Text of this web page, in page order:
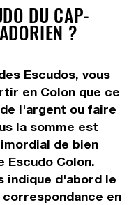
DU CAP-
?
Escudos, vous
en Colon que ce
l'argent ou faire
la somme est
de bien
Escudo Colon.
indique d'abord le
en